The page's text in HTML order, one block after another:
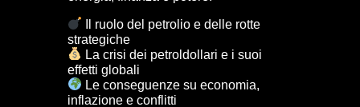
Il ruolo del petrolio e delle rotte
strategiche
La crisi dei petroldollari e i suoi
effetti globali
Le conseguenze su economia,
inflazione e conflitti